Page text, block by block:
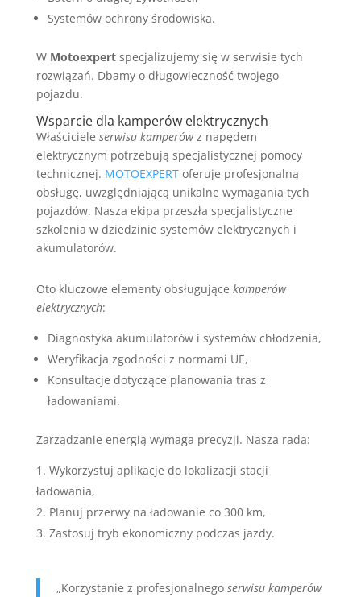
Systemów ochrony środowiska.
W Motoexpertspecjalizujemy się w serwisie tych
rozwiązań. Dbamy o długowieczność twojego
pojazdu.
Wsparcie dla kamperów elektrycznych
Właściciele serwisu kamperówz napędem
elektrycznym potrzebują specjalistycznej pomocy
technicznej. MOTOEXPERToferuje profesjonalną
obsługę, uwzględniającą unikalne wymagania tych
pojazdów. Nasza ekipa przeszła specjalistyczne
szkolenia w dziedzinie systemów elektrycznych i
akumulatorów.
Oto kluczowe elementy obsługujące kamperów
elektrycznych:
Diagnostyka akumulatorów i systemów chłodzenia,
Weryfikacja zgodności z normami UE,
Konsultacje dotyczące planowania tras z
ładowaniami.
Zarządzanie energią wymaga precyzji. Nasza rada:
Wykorzystuj aplikacje do lokalizacji stacji
ładowania,
Planuj przerwy na ładowanie co 300 km,
Zastosuj tryb ekonomiczny podczas jazdy.
„Korzystanie z profesjonalnego serwisu kamperów